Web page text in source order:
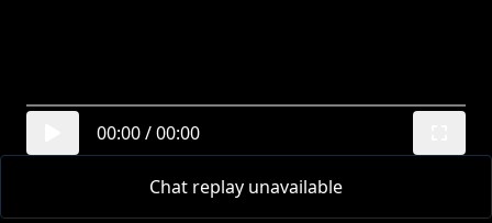
00:00/00:00
Chat replay unavailable